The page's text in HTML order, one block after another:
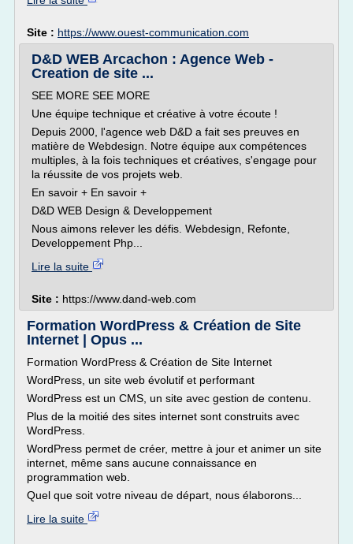
Site : https://www.ouest-communication.com
D&D WEB Arcachon : Agence Web -
Creation de site ...
SEE MORE SEE MORE
Une équipe technique et créative à votre écoute !
Depuis 2000, l'agence web D&D a fait ses preuves en
matière de Webdesign. Notre équipe aux compétences
multiples, à la fois techniques et créatives, s'engage pour
la réussite de vos projets web.
En savoir + En savoir +
D&D WEB Design & Developpement
Nous aimons relever les défis. Webdesign, Refonte,
Developpement Php...
Lire la suite
Site : https://www.dand-web.com
Formation WordPress & Création de Site
Internet | Opus ...
Formation WordPress & Création de Site Internet
WordPress, un site web évolutif et performant
WordPress est un CMS, un site avec gestion de contenu.
Plus de la moitié des sites internet sont construits avec
WordPress.
WordPress permet de créer, mettre à jour et animer un site
internet, même sans aucune connaissance en
programmation web.
Quel que soit votre niveau de départ, nous élaborons...
Lire la suite